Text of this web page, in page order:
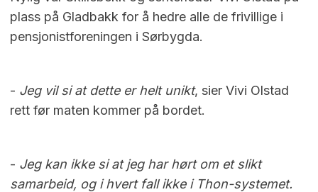
plass på Gladbakk for å hedre alle de frivillige i
pensjonistforeningen i Sørbygda.
- Jeg vil si at dette er helt unikt, sier Vivi Olstad
rett før maten kommer på bordet.
- Jeg kan ikke si at jeg har hørt om et slikt
samarbeid, og i hvert fall ikke i Thon-systemet.